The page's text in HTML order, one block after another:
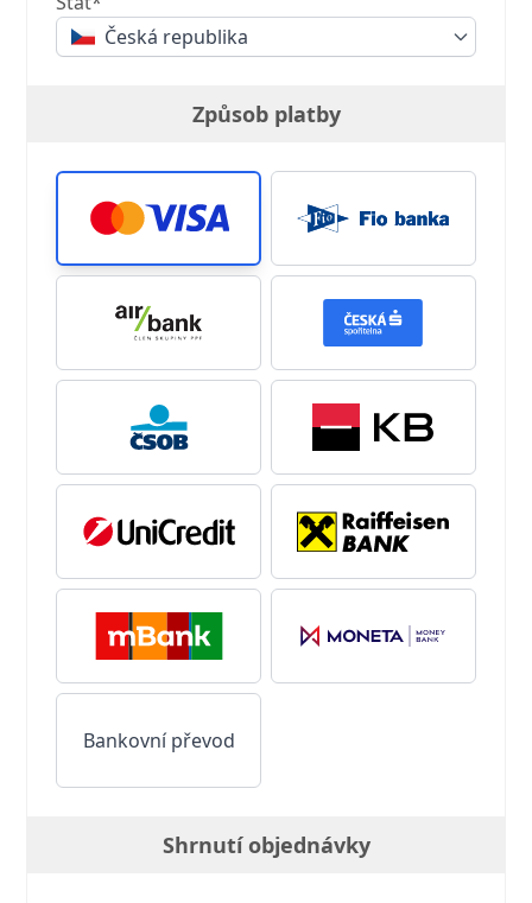
Česká republika
Způsob platby
Bankovní převod
Shrnutí objednávky